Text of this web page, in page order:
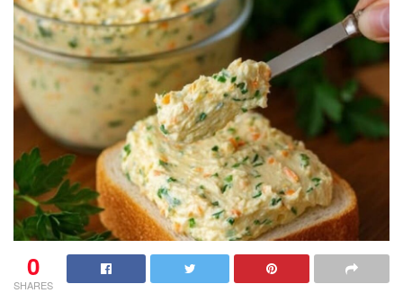
0
SHARES